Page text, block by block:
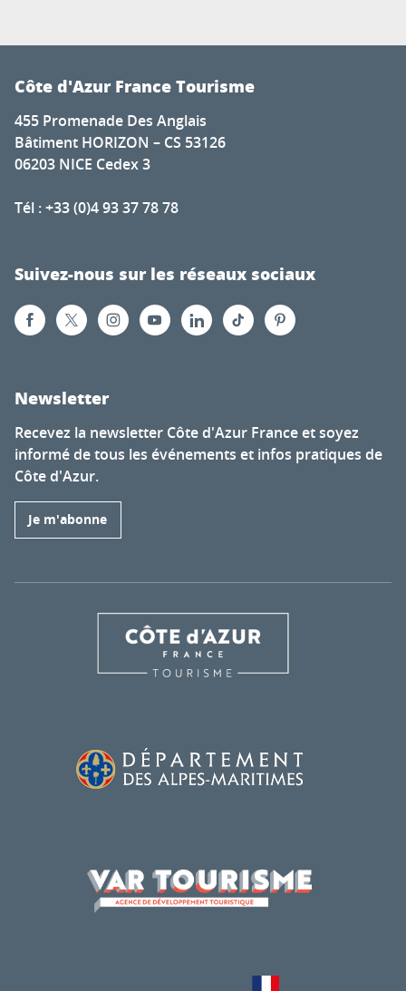
Côte d'Azur France Tourisme
455 Promenade Des Anglais
Bâtiment HORIZON – CS 53126
06203 NICE Cedex 3
Tél : +33 (0)4 93 37 78 78
Suivez-nous sur les réseaux sociaux
Newsletter
Recevez la newsletter Côte d'Azur France et soyez
informé de tous les événements et infos pratiques de
Côte d'Azur.
Je m'abonne